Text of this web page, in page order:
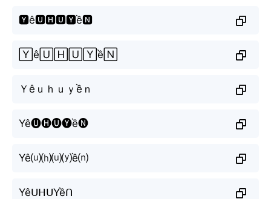
🆈ê🆄🅷🆄🆈ề🅽
🅈ê🅄🄷🅄🅈ề🄽
Ｙêｕｈｕｙềｎ
Yê🅤🅗🅤🅨ề🅝
Yê⒰⒣⒰⒴ề⒩
YêᑌᕼᑌYềᑎ